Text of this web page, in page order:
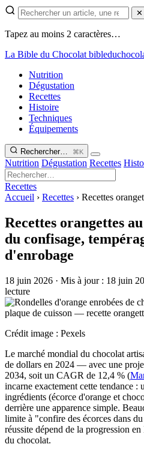
✕
Tapez au moins 2 caractères…
La Bible du Chocolat
Nutrition
Dégustation
Recettes
Histoire
Techniques
Équipements
Rechercher… ⌘K
Nutrition Dégustation Recettes
Recettes
Accueil › Recettes › Recettes
Recettes orangettes
du confisage,
d'enrobage
18 juin 2026 · Mis à jour : 18 juin
lecture
Crédit image : Pexels
Le marché mondial du chocolat
de dollars en 2024 — avec une
2034, soit un CAGR de 12,4 % (
incarne exactement cette tendance
ingrédients (écorce d'orange et
derrière une apparence simple.
limite à "confire des écorces dans
réussite dépend de la progression
du chocolat.